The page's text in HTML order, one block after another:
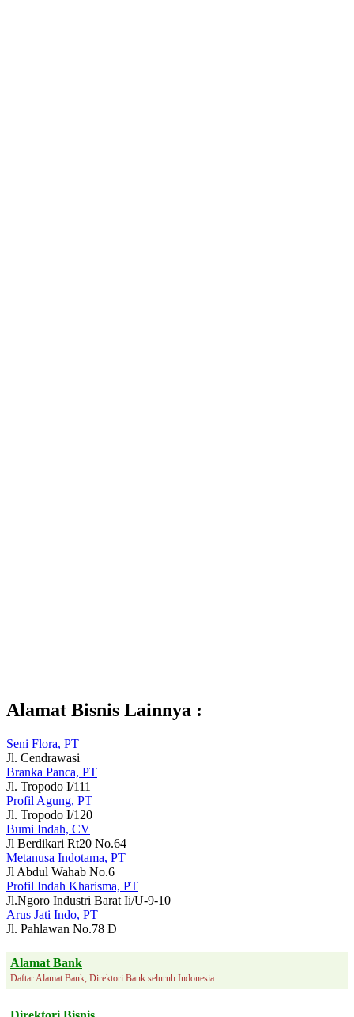
Alamat Bisnis Lainnya :
Seni Flora, PT
Jl. Cendrawasi
Branka Panca, PT
Jl. Tropodo I/111
Profil Agung, PT
Jl. Tropodo I/120
Bumi Indah, CV
Jl Berdikari Rt20 No.64
Metanusa Indotama, PT
Jl Abdul Wahab No.6
Profil Indah Kharisma, PT
Jl.Ngoro Industri Barat Ii/U-9-10
Arus Jati Indo, PT
Jl. Pahlawan No.78 D
Alamat Bank
Daftar Alamat Bank, Direktori Bank seluruh Indonesia